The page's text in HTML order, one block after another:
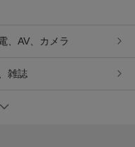
、AV、カメラ
雑誌